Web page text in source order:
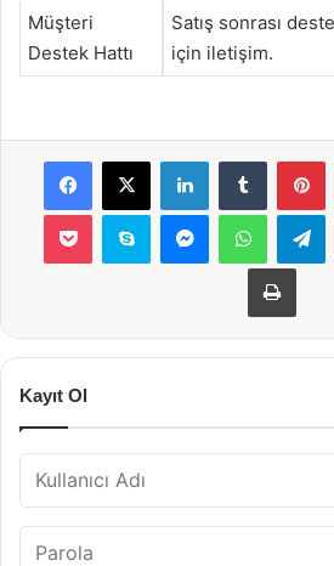
Müşteri
Destek Hattı
Satış sonrası
için iletişim.
Facebook
X LinkedInTumblr
Pocket Skype Messenger
Kayıt Ol